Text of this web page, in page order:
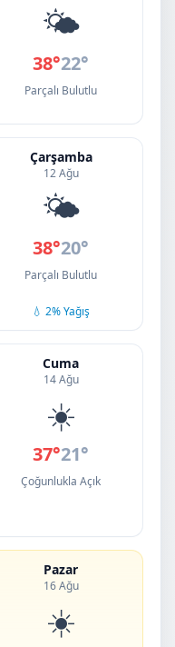
🌤️
38°22°
Parçalı Bulutlu
Çarşamba
12 Ağu
🌤️
38°20°
Parçalı Bulutlu
💧 2% Yağış
Cuma
14 Ağu
☀️
37°21°
Çoğunlukla Açık
Pazar
16 Ağu
☀️